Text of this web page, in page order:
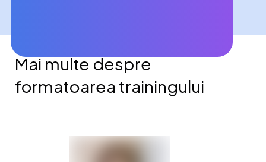
Mai multe despre
formatoarea trainingului